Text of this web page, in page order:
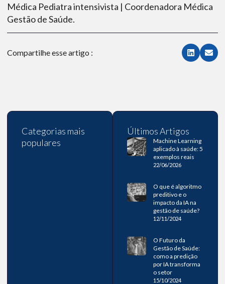
Médica Pediatra intensivista | Coordenadora Médica
Gestão de Saúde.
Compartilhe esse artigo :
Categorias mais
populares
Últimos Artigos
Machine Learning
aplicado à saúde: 5
exemplos reais
22/06/2026
O que é algoritmo
preditivo e o
impacto da IA na
gestão de saúde?
12/11/2024
O Futuro da
Gestão de Saúde:
como a predição
por IA transforma
o setor
15/10/2024